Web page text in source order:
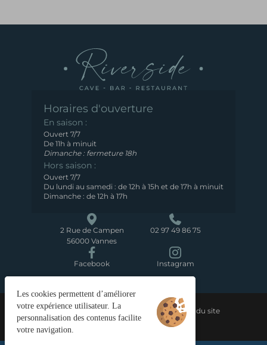
Horaires d'ouverture
En saison :
Ouvert 7/7
De 11h à minuit
Dimanche : fermeture 18h
Hors saison :
Ouvert 7/7
Du lundi au samedi : de 12h à 15h et de 17h à minuit
Dimanche : de 12h à 17h
2 Rue de Campen
56000 Vannes
02 97 49 86 75
Facebook Instagram
Gestion des cookiesMentions légalesPlan du site
©2024 Juliana Web Créateur
Les cookies permettent d’améliorer
votre expérience utilisateur. La
personnalisation des contenus facilite
votre navigation.